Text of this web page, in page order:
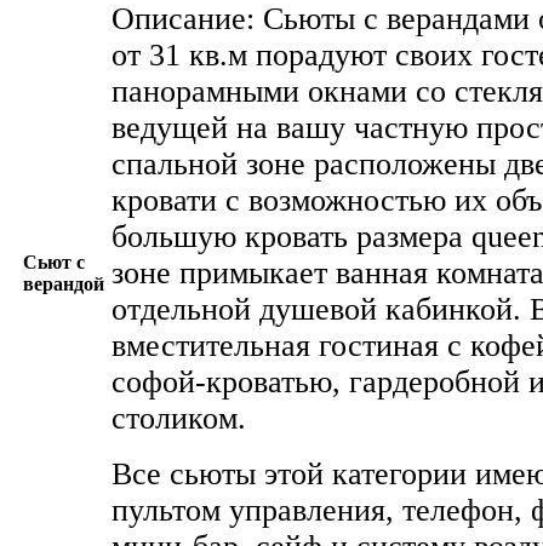
Сьют с
верандой
Описание: Сьюты с
от 31 кв.м порадуют своих
панорамными окнами со
ведущей на вашу частную
спальной зоне расположены
кровати с возможностью их
большую кровать размера
зоне примыкает ванная
отдельной душевой кабинкой.
вместительная гостиная с
софой-кроватью, гардеробной
столиком.
Все сьюты этой категории
пультом управления, телефон,